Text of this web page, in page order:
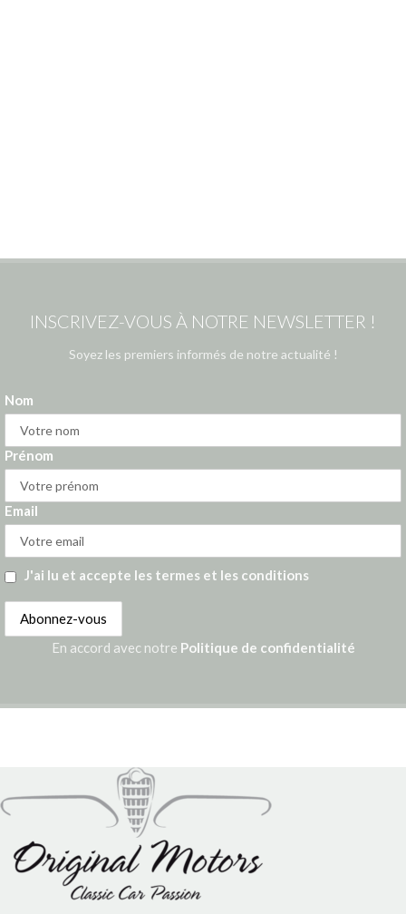
INSCRIVEZ-VOUS À NOTRE NEWSLETTER !
Soyez les premiers informés de notre actualité !
Nom
Prénom
Email
J'ai lu et accepte les termes et les conditions
En accord avec notre Politique de confidentialité